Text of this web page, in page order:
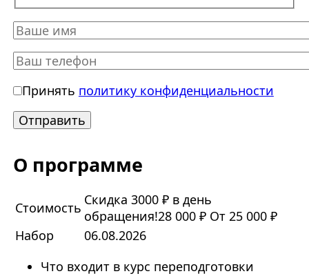
Принять политику конфиденциальности
О программе
Стоимость Скидка 3000 ₽ в день
обращения!28 000 ₽ От 25 000 ₽
Набор
06.08.2026
Что входит в курс переподготовки